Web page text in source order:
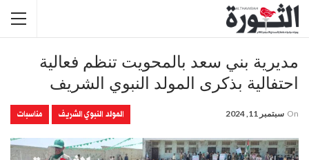
مديرية بني سعد بالمحويت تنظم فعالية
احتفالية بذكرى المولد النبوي الشريف
المولد النبوي الشريف مناسبات On سبتمبر 11, 2024